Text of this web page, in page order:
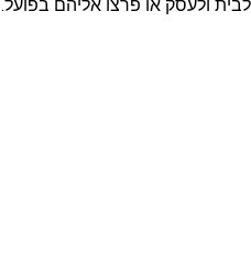
לבית ולעסק או פרצו אליהם בפועל.